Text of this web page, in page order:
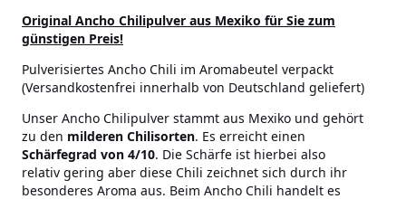
Original Ancho Chilipulver aus Mexiko für Sie zum
günstigen Preis!
Pulverisiertes Ancho Chili im Aromabeutel verpackt
(Versandkostenfrei innerhalb von Deutschland geliefert)
Unser Ancho Chilipulver stammt aus Mexiko und gehört
zu den milderen Chilisorten. Es erreicht einen
Schärfegrad von 4/10. Die Schärfe ist hierbei also
relativ gering aber diese Chili zeichnet sich durch ihr
besonderes Aroma aus. Beim Ancho Chili handelt es